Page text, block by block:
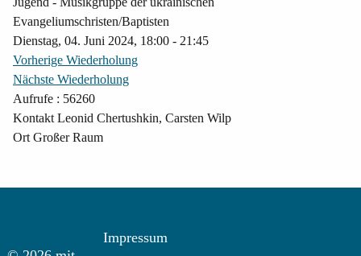
Evangeliumschristen/Baptisten
Dienstag, 04. Juni 2024, 18:00 - 21:45
Vorherige Wiederholung
Nächste Wiederholung
Aufrufe : 56260
Kontakt Leonid Chertushkin, Carsten Wilp
Ort Großer Raum
Impressum